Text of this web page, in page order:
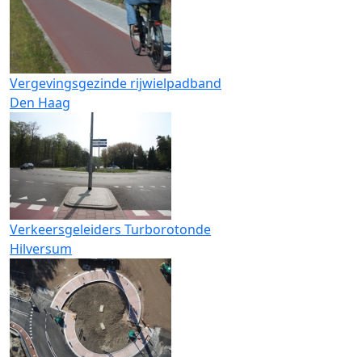
Vergevingsgezinde rijwielpadband
Den Haag
Verkeersgeleiders Turborotonde
Hilversum